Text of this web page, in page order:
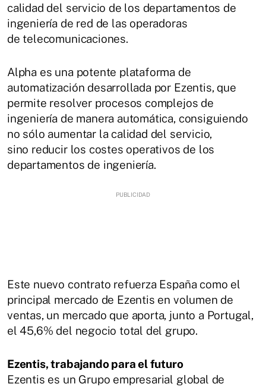
calidad del servicio de los departamentos de
ingeniería de red de las operadoras
de telecomunicaciones.
Alpha es una potente plataforma de
automatización desarrollada por Ezentis, que
permite resolver procesos complejos de
ingeniería de manera automática, consiguiendo
no sólo aumentar la calidad del servicio,
sino reducir los costes operativos de los
departamentos de ingeniería.
Este nuevo contrato refuerza España como el
principal mercado de Ezentis en volumen de
ventas, un mercado que aporta, junto a Portugal,
el 45,6% del negocio total del grupo.
Ezentis, trabajando para el futuro
Ezentis es un Grupo empresarial global de